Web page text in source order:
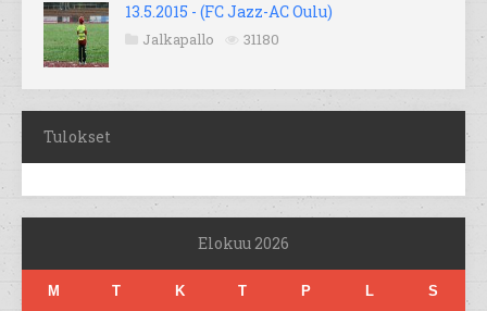
13.5.2015 - (FC Jazz-AC Oulu)
Jalkapallo 31180
Tulokset
Elokuu 2026
M T K T P L S